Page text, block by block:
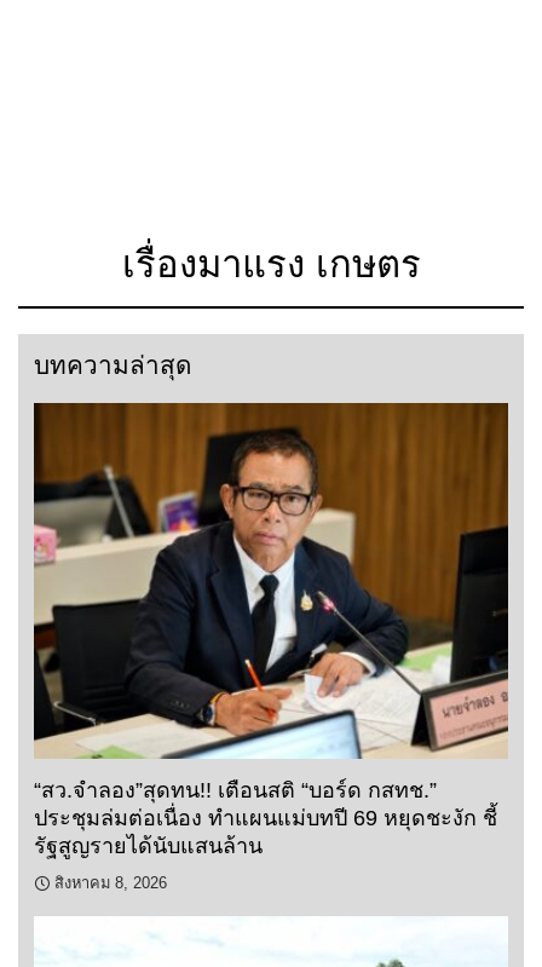
เรื่องมาแรง เกษตร
บทความล่าสุด
“สว.จำลอง”สุดทน!! เตือนสติ “บอร์ด กสทช.”
ประชุมล่มต่อเนื่อง ทำแผนแม่บทปี 69 หยุดชะงัก ชี้
รัฐสูญรายได้นับแสนล้าน
สิงหาคม 8, 2026